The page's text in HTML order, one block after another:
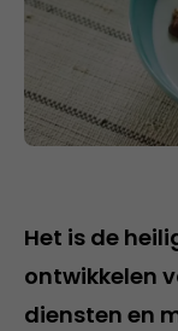
Het is de
ontwikkelen
diensten en